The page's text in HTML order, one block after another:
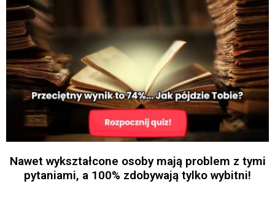
Nawet wykształcone osoby mają problem z tymi
pytaniami, a 100% zdobywają tylko wybitni!